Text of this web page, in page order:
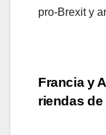
pro-Brexit y
Francia y
riendas